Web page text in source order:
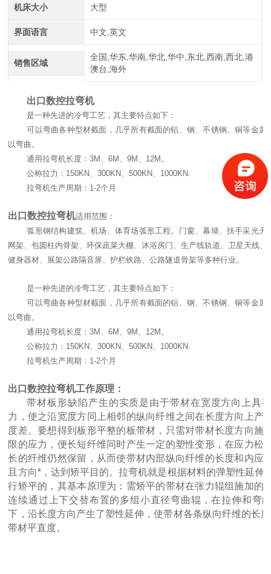
中航重工 大型拉弯机
四辊卷板机生产厂家 20年新四轴卷圆机报价
大型卷板机厂家供应 四辊液压卷板设备
机床大小 大型
界面语言 中文,英文
销售区域
全国,华东,华南,华北,华中,东北,西南,西北,港
澳台,海外
出口数控拉弯机
是一种先进的冷弯工艺，其主要特点如下：
可以弯曲各种型材截面，几乎所有截面的铝、钢、不锈钢、铜等金属
以弯曲。
通用拉弯机长度：3M、6M、9M、12M。
公称拉力：150KN、300KN、500KN、1000KN.
拉弯机生产周期：1-2个月
出口数控拉弯机适用范围：
弧形钢结构建筑、机场、体育场弧形工程。门窗、幕墙、扶手采光天
网架、包圆柱内骨架、环保蔬菜大棚、沐浴房门、生产线轨道、卫星天线、
健身器材、展架公路隔音屏、护栏铁路、公路隧道骨架等多种行业。
是一种先进的冷弯工艺，其主要特点如下：
可以弯曲各种型材截面，几乎所有截面的铝、钢、不锈钢、铜等金属
以弯曲。
通用拉弯机长度：3M、6M、9M、12M。
公称拉力：150KN、300KN、500KN、1000KN.
拉弯机生产周期：1-2个月
出口数控拉弯机工作原理：
带材板形缺陷产生的实质是由于带材在宽度方向上具
力，使之沿宽度方同上相邻的纵向纤维之间在长度方向上产
度差。要想得到板形平整的板带材，只需对带材长度方向施
限的应力，便长短纤维同时产生一定的塑性变形，在应力松
长的纤维仍然保留，从而使带材内部纵向纤维的长度和内应
且方向*，达到矫平目的。拉弯机就是根据材料的弹塑性延伸
行矫平的，其基本原理为：需矫平的带材在张力辊组施加的
连续通过上下交替布置的多组小直径弯曲辊，在拉伸和弯
下，沿长度方向产生了塑性延伸，使带材各条纵向纤维的长
带材平直度。